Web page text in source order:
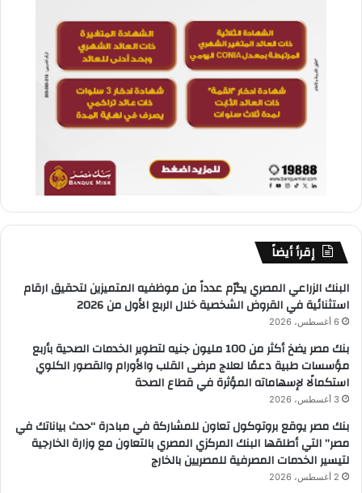
إقرأ أيضاً
البنك الزراعي المصري يكرّم عدداً من موظفيه المتميزين لتحقيق ارقام
استثنائية في القروض الشخصية خلال الربع الأول من 2026
6 أغسطس، 2026
بنك مصر يضخ أكثر من 100 مليون جنيه لتطوير الخدمات الصحية بأربع
مؤسسات طبية دعمًا لعلاج مرضى القلب والأورام والقصور الكلوي
استكمالًا لإسهاماته المؤثرة في قطاع الصحة
3 أغسطس، 2026
بنك مصر يوقع بروتوكول تعاون للمشاركة في مبادرة “حدث بياناتك في
مصر” التي أطلقها البنك المركزي المصري بالتعاون مع وزارة الخارجية
لتيسير الخدمات المصرفية للمصريين بالخارج
2 أغسطس، 2026